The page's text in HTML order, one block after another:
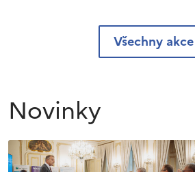
Všechny akce
Novinky